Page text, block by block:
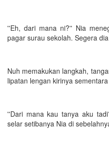
''Eh, dari mana ni?'' Nia
pagar surau sekolah. Segera
Nuh memakukan langkah,
lipatan lengan kirinya
''Dari mana kau tanya aku
selar setibanya Nia di